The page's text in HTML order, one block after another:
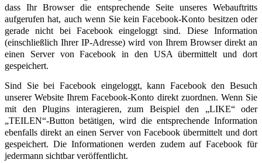
dass Ihr Browser die entsprechende Seite unseres Webauftritts
aufgerufen hat, auch wenn Sie kein Facebook-Konto besitzen oder
gerade nicht bei Facebook eingeloggt sind. Diese Information
(einschließlich Ihrer IP-Adresse) wird von Ihrem Browser direkt an
einen Server von Facebook in den USA übermittelt und dort
gespeichert.
Sind Sie bei Facebook eingeloggt, kann Facebook den Besuch
unserer Website Ihrem Facebook-Konto direkt zuordnen. Wenn Sie
mit den Plugins interagieren, zum Beispiel den „LIKE“ oder
„TEILEN“-Button betätigen, wird die entsprechende Information
ebenfalls direkt an einen Server von Facebook übermittelt und dort
gespeichert. Die Informationen werden zudem auf Facebook für
jedermann sichtbar veröffentlicht.